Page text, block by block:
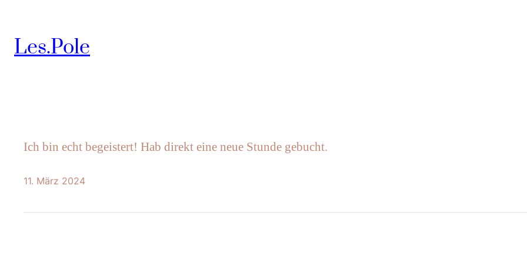
Inhalt
Les.Pole
Ich bin echt begeistert! Hab direkt eine neue Stunde gebucht.
11. März 2024